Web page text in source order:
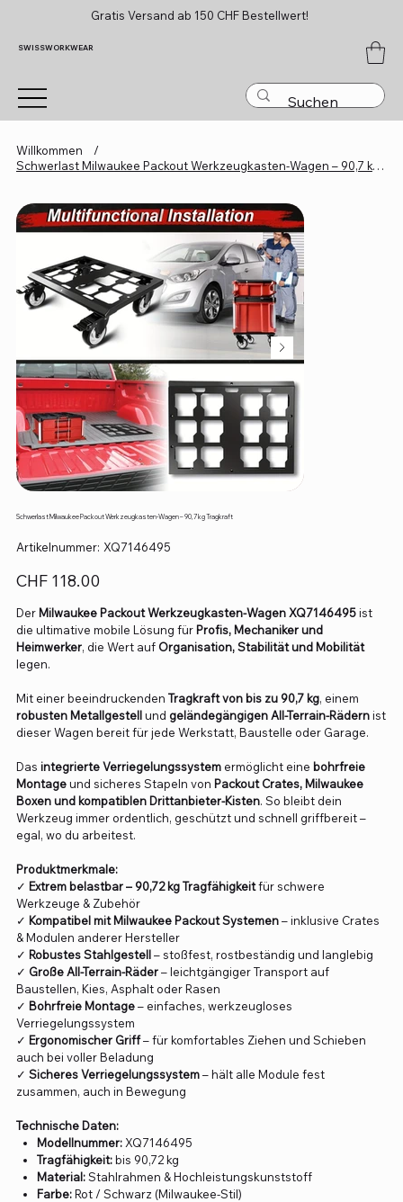
Gratis Versand ab 150 CHF Bestellwert!
SWISSWORKWEAR
Willkommen
/
Schwerlast Milwaukee Packout Werkzeugkasten-Wagen – 90,7 kg Tragkraft
Schwerlast Milwaukee Packout Werkzeugkasten-Wagen – 90,7 kg Tragkraft
Artikelnummer: Artikelnummer:
XQ7146495
XQ7146495
Preis
CHF 118.00
Der Milwaukee Packout Werkzeugkasten-Wagen XQ7146495ist
die ultimative mobile Lösung für Profis, Mechaniker und
Heimwerker, die Wert auf Organisation, Stabilität und Mobilität
legen.
Mit einer beeindruckenden Tragkraft von bis zu 90,7 kg, einem
robusten Metallgestellund geländegängigen All-Terrain-Rädernist
dieser Wagen bereit für jede Werkstatt, Baustelle oder Garage.
Das integrierte Verriegelungssystemermöglicht eine bohrfreie
Montageund sicheres Stapeln von Packout Crates, Milwaukee
Boxen und kompatiblen Drittanbieter-Kisten. So bleibt dein
Werkzeug immer ordentlich, geschützt und schnell griffbereit –
egal, wo du arbeitest.
Produktmerkmale:
✓ Extrem belastbar – 90,72 kg Tragfähigkeitfür schwere
Werkzeuge & Zubehör
✓ Kompatibel mit Milwaukee Packout Systemen– inklusive Crates
& Modulen anderer Hersteller
✓ Robustes Stahlgestell– stoßfest, rostbeständig und langlebig
✓ Große All-Terrain-Räder– leichtgängiger Transport auf
Baustellen, Kies, Asphalt oder Rasen
✓ Bohrfreie Montage– einfaches, werkzeugloses
Verriegelungssystem
✓ Ergonomischer Griff– für komfortables Ziehen und Schieben
auch bei voller Beladung
✓ Sicheres Verriegelungssystem– hält alle Module fest
zusammen, auch in Bewegung
Technische Daten:
Modellnummer: XQ7146495
Tragfähigkeit:bis 90,72 kg
Material:Stahlrahmen & Hochleistungskunststoff
Farbe:Rot / Schwarz (Milwaukee-Stil)